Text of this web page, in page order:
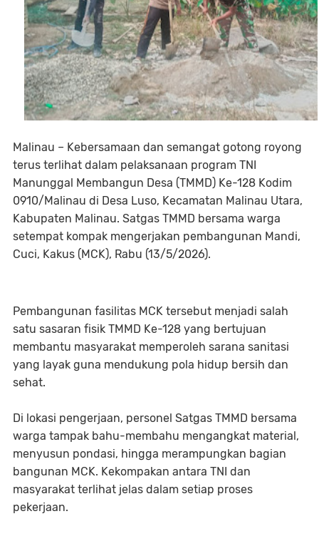
Malinau – Kebersamaan dan semangat gotong royong
terus terlihat dalam pelaksanaan program TNI
Manunggal Membangun Desa (TMMD) Ke-128 Kodim
0910/Malinau di Desa Luso, Kecamatan Malinau Utara,
Kabupaten Malinau. Satgas TMMD bersama warga
setempat kompak mengerjakan pembangunan Mandi,
Cuci, Kakus (MCK), Rabu (13/5/2026).
Pembangunan fasilitas MCK tersebut menjadi salah
satu sasaran fisik TMMD Ke-128 yang bertujuan
membantu masyarakat memperoleh sarana sanitasi
yang layak guna mendukung pola hidup bersih dan
sehat.
Di lokasi pengerjaan, personel Satgas TMMD bersama
warga tampak bahu-membahu mengangkat material,
menyusun pondasi, hingga merampungkan bagian
bangunan MCK. Kekompakan antara TNI dan
masyarakat terlihat jelas dalam setiap proses
pekerjaan.